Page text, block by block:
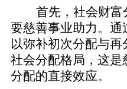
首先，社会财
要慈善事业助力。
以弥补初次分配与
社会分配格局，这
分配的直接效应。